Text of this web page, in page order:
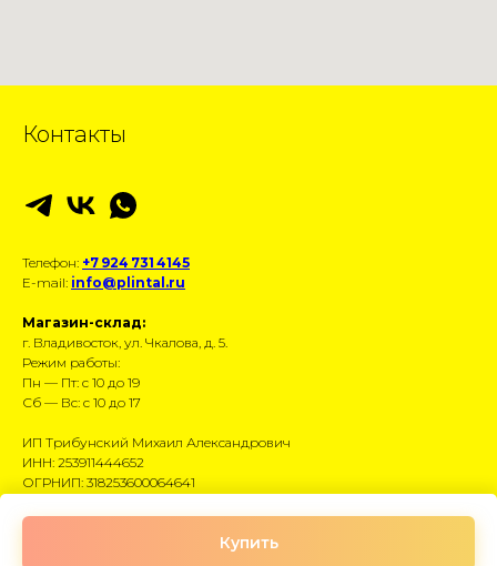
Купить
Контакты
Телефон: +7 924 731 4145
E-mail: info@plintal.ru
Магазин-склад:
г. Владивосток, ул. Чкалова, д. 5.
Режим работы:
Пн — Пт: с 10 до 19
Сб — Вс: с 10 до 17
ИП Трибунский Михаил Александрович
ИНН: 253911444652
ОГРНИП: 318253600064641
Размещённые данные носят информационный
характер и не являются публичной офертой.